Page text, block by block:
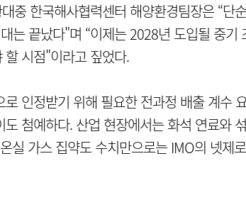
중 한국해사협력센터 해양환경팀장은 “단
는 끝났다"며 “이제는 2028년 도입될 중기
시점"이라고 짚었다.
인정받기 위해 필요한 전과정 배출 계수
첨예하다. 산업 현장에서는 화석 연료와
실 가스 집약도 수치만으로는 IMO의 넷제